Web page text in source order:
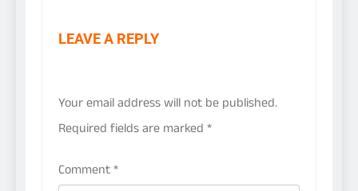
LEAVE A REPLY
Your email address will not be published.
Required fields are marked *
Comment*